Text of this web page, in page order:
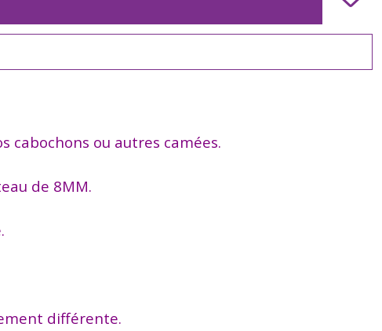
cabochons ou autres camées.
de 8MM.
différente.